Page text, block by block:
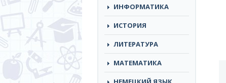
ИНФОРМАТИКА
ИСТОРИЯ
ЛИТЕРАТУРА
МАТЕМАТИКА